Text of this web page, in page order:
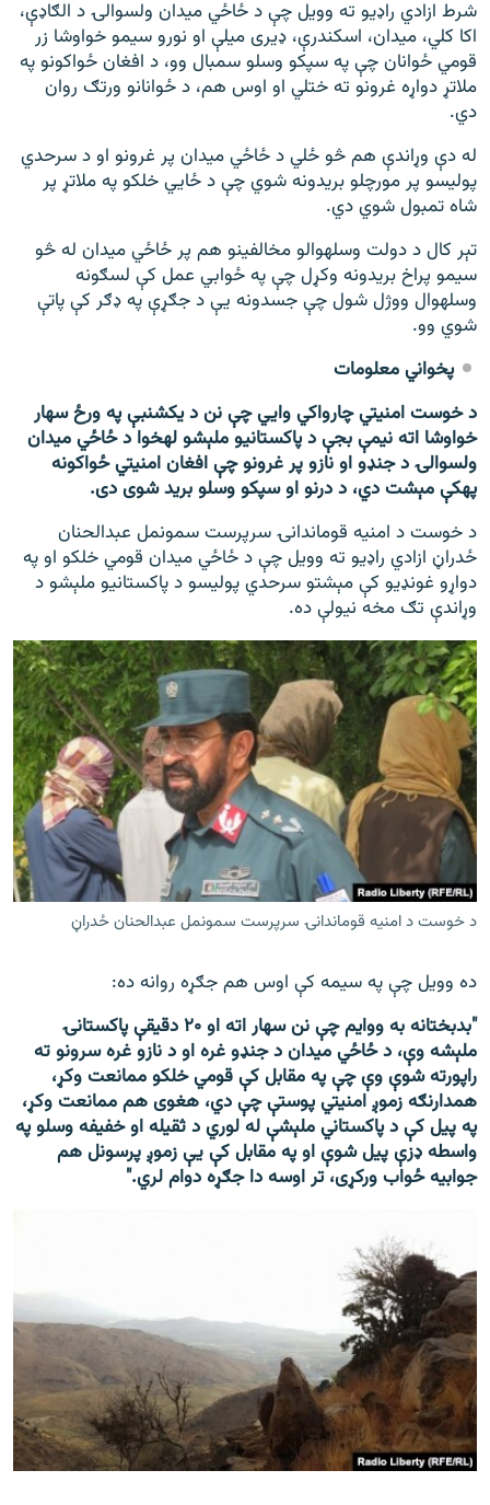
شرط ازادي راډیو ته وویل چې د ځاځي میدان ولسوالۍ د الګاډې،
اکا کلي، میدان، اسکندرې، ډيری میلې او نورو سیمو خواوشا زر
قومي ځوانان چې په سپکو وسلو سمبال وو، د افغان ځواکونو په
ملاتړ دواړه غرونو ته ختلي او اوس هم، د ځوانانو ورتګ روان
دي.
له دې وړاندې هم څو ځلي د ځاځي میدان پر غرونو او د سرحدي
پولیسو پر مورچلو بریدونه شوي چې د ځايي خلکو په ملاتړ پر
شاه تمبول شوي دي.
تېر کال د دولت وسله‎والو مخالفینو هم پر ځاځي میدان له څو
سیمو پراخ بریدونه وکړل چې په ځوابي عمل کې لسګونه
وسله‎وال ووژل شول چې جسدونه يې د جګړې په ډګر کې پاتې
شوي وو.
پخواني معلومات
د خوست امنیتي چارواکي وايي چې نن د یکشنبې په ورځ سهار
خواوشا اته نیمې بجې د پاکستانیو ملېشو له‎خوا د ځاځي میدان
ولسوالۍ د جنډو او نازو پر غرونو چې افغان امنیتي ځواکونه
په‎کې مېشت دي، د درنو او سپکو وسلو برید شوی دی.
د خوست د امنیه قوماندانۍ سرپرست سمونمل عبدالحنان
ځدراڼ ازادي راډیو ته وویل چې د ځاځي میدان قومي خلکو او په
دواړو غونډیو کې مېشتو سرحدي پولیسو د پاکستانیو ملېشو د
وړاندې تګ مخه نیولې ده.
د خوست د امنیه قوماندانۍ سرپرست سمونمل عبدالحنان ځدراڼ
ده وویل چې په سیمه کې اوس هم جګړه روانه ده:
"بدبختانه به ووایم چې نن سهار اته او ۲۰ دقیقې پاکستانۍ
ملېشه وې، د ځاځي میدان د جنډو غره او د نازو غره سرونو ته
راپورته شوې وې چې په مقابل کې قومي خلکو ممانعت وکړ،
همدارنګه زموږ امنیتي پوستې چې دي، هغوی هم ممانعت وکړ،
په پیل کې د پاکستاني ملېشې له لوري د ثقیله او خفیفه وسلو په
واسطه ډزې پیل شوې او په مقابل کې يې زموږ پرسونل هم
جوابیه ځواب ورکړی، تر اوسه دا جګړه دوام لري."